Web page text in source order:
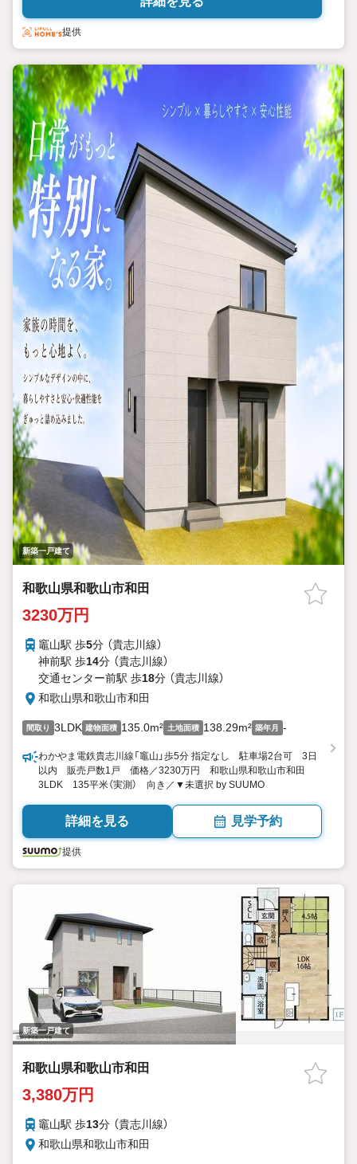
320m)／オークワ神前店まで徒歩18分(約1440m)
提供
新築一戸建て
和歌山県和歌山市和田
3230万円
竈山駅 歩5分 （貴志川線）
神前駅 歩14分 （貴志川線）
交通センター前駅 歩18分 （貴志川線）
和歌山県和歌山市和田
間取り 3LDK 建物面積 135.0m² 土地面積 138.29m² 築年月 -
わかやま電鉄貴志川線「竈山」歩5分 指定なし 駐車場2台可 3日
以内 販売戸数1戸 価格／3230万円 和歌山県和歌山市和田
3LDK 135平米（実測） 向き／▼未選択 by SUUMO
詳細を見る 見学予約
提供
新築一戸建て
和歌山県和歌山市和田
3,380万円
竈山駅 歩13分 （貴志川線）
和歌山県和歌山市和田